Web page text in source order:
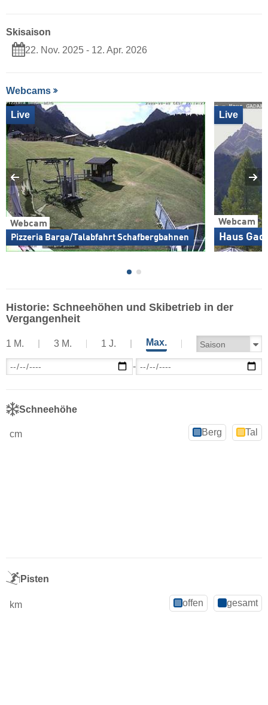
Skisaison
22. Nov. 2025 - 12. Apr. 2026
Webcams
Webcam
Pizzeria Barga/Talabfahrt Schafbergbahnen
Live
Webcam
Haus
Live
Historie: Schneehöhen und Skibetrieb in der
Vergangenheit
1 M. 3 M. 1 J. Max.
-
Schneehöhe
cm Berg Tal
Pisten
km offen gesamt